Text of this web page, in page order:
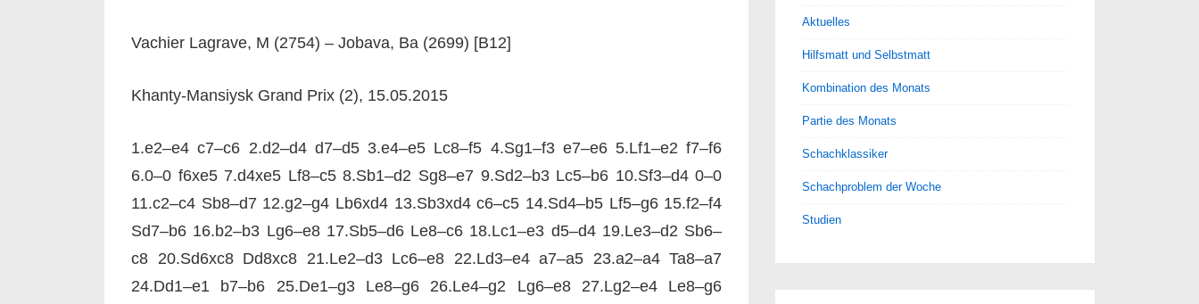
Vachier Lagrave, M (2754) – Jobava, Ba (2699) [B12]
Khanty-Mansiysk Grand Prix (2), 15.05.2015
1.e2–e4 c7–c6 2.d2–d4 d7–d5 3.e4–e5 Lc8–f5 4.Sg1–f3 e7–e6 5.Lf1–e2 f7–f6
6.0–0 f6xe5 7.d4xe5 Lf8–c5 8.Sb1–d2 Sg8–e7 9.Sd2–b3 Lc5–b6 10.Sf3–d4 0–0
11.c2–c4 Sb8–d7 12.g2–g4 Lb6xd4 13.Sb3xd4 c6–c5 14.Sd4–b5 Lf5–g6 15.f2–f4
Sd7–b6 16.b2–b3 Lg6–e8 17.Sb5–d6 Le8–c6 18.Lc1–e3 d5–d4 19.Le3–d2 Sb6–
c8 20.Sd6xc8 Dd8xc8 21.Le2–d3 Lc6–e8 22.Ld3–e4 a7–a5 23.a2–a4 Ta8–a7
24.Dd1–e1 b7–b6 25.De1–g3 Le8–g6 26.Le4–g2 Lg6–e8 27.Lg2–e4 Le8–g6
Aktuelles
Hilfsmatt und Selbstmatt
Kombination des Monats
Partie des Monats
Schachklassiker
Schachproblem der Woche
Studien